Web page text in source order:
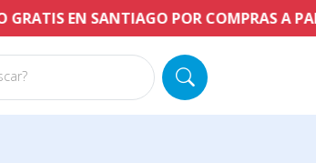
EN SANTIAGO POR COMPRAS A PARTIR